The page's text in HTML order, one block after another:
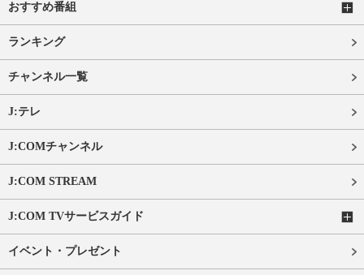
おすすめ番組
ランキング
チャンネル一覧
J:テレ
J:COMチャンネル
J:COM STREAM
J:COM TVサービスガイド
イベント・プレゼント